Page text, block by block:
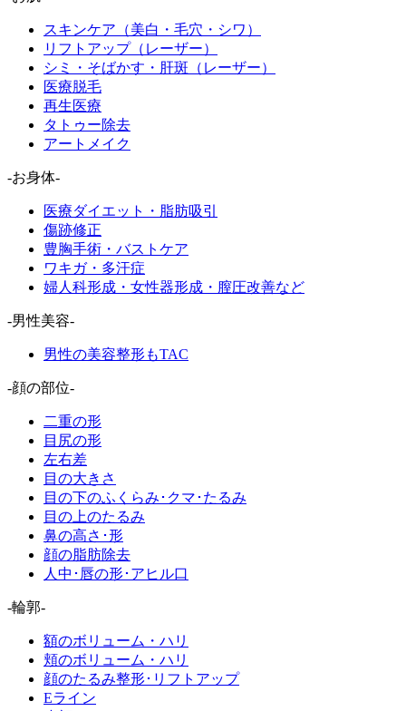
スキンケア（美白・毛穴・シワ）
リフトアップ（レーザー）
シミ・そばかす・肝斑（レーザー）
医療脱毛
再生医療
タトゥー除去
アートメイク
-お身体-
医療ダイエット・脂肪吸引
傷跡修正
豊胸手術・バストケア
ワキガ・多汗症
婦人科形成・女性器形成・膣圧改善など
-男性美容-
男性の美容整形もTAC
-顔の部位-
二重の形
目尻の形
左右差
目の大きさ
目の下のふくらみ･クマ･たるみ
目の上のたるみ
鼻の高さ･形
顔の脂肪除去
人中･唇の形･アヒル口
-輪郭-
額のボリューム・ハリ
頬のボリューム・ハリ
顔のたるみ整形･リフトアップ
Eライン